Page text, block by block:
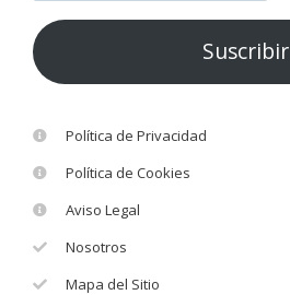
Suscribir
Política de Privacidad
Política de Cookies
Aviso Legal
Nosotros
Mapa del Sitio